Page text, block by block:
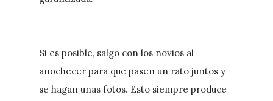
Si es posible, salgo con los novios al
anochecer para que pasen un rato juntos y
se hagan unas fotos. Esto siempre produce